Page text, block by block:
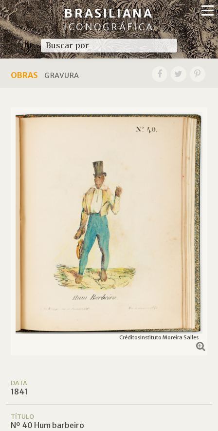
BRASILIANA
ICONOGRÁFICA
OBRAS GRAVURA
CréditosInstituto Moreira Salles
DATA
1841
TÍTULO
Nº 40 Hum barbeiro